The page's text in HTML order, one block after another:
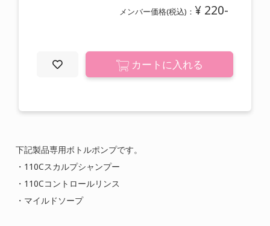
特定商取引に関する表記
プライバシーポリシー
運営会社
メンバー価格(税込)： ¥ 220-
カートに入れる
下記製品専用ボトルポンプです。
・110Cスカルプシャンプー
・110Cコントロールリンス
・マイルドソープ